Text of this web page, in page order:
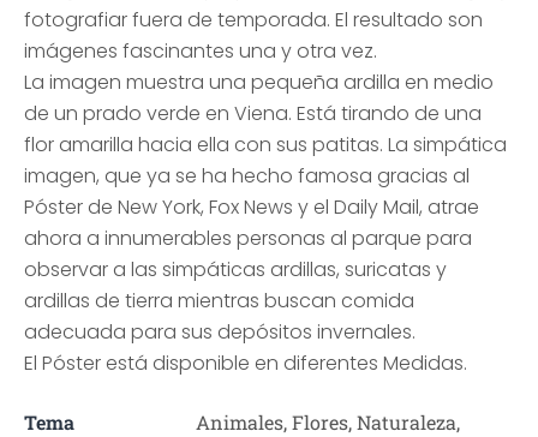
fotografiar fuera de temporada. El resultado son
imágenes fascinantes una y otra vez.
La imagen muestra una pequeña ardilla en medio
de un prado verde en Viena. Está tirando de una
flor amarilla hacia ella con sus patitas. La simpática
imagen, que ya se ha hecho famosa gracias al
Póster de New York, Fox News y el Daily Mail, atrae
ahora a innumerables personas al parque para
observar a las simpáticas ardillas, suricatas y
ardillas de tierra mientras buscan comida
adecuada para sus depósitos invernales.
El Póster está disponible en diferentes Medidas.
Tema
Animales, Flores, Naturaleza,